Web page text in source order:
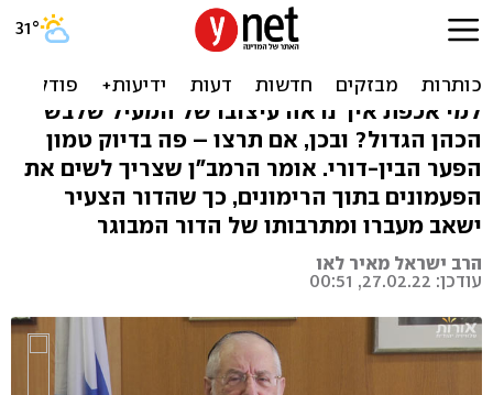
אנחנו ואתם: פעמון בתוך
למי אכפת איך נראה עיצובו של המעיל שלבש
הכהן הגדול? ובכן, אם תרצו – פה בדיוק טמון
הפער הבין-דורי. אומר הרמב"ן שצריך לשים את
הפעמונים בתוך הרימונים, כך שהדור הצעיר
ישאב מעברו ומתרבותו של הדור המבוגר
הרב ישראל מאיר לאו
עודכן: 27.02.22, 00:51